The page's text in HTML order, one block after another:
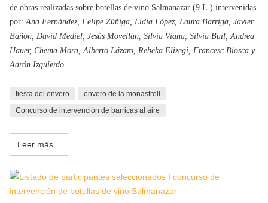
de obras realizadas sobre botellas de vino Salmanazar (9 L.) intervenidas
por: Ana Fernández, Felipe Zúñiga, Lidia López, Laura Barriga, Javier
Bañón, David Mediel, Jesús Movellán, Silvia Viana, Silvia Buil, Andrea
Hauer, Chema Mora, Alberto Lázaro, Rebeka Elizegi, Francesc Biosca y
Aarón Izquierdo.
fiesta del envero
envero de la monastrell
Concurso de intervención de barricas al aire
Leer más...